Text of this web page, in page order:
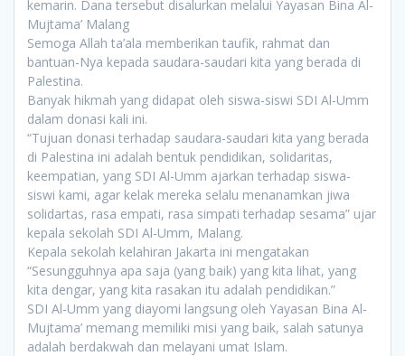
kemarin. Dana tersebut disalurkan melalui Yayasan Bina Al-
Mujtama’ Malang
Semoga Allah ta’ala memberikan taufik, rahmat dan
bantuan-Nya kepada saudara-saudari kita yang berada di
Palestina.
Banyak hikmah yang didapat oleh siswa-siswi SDI Al-Umm
dalam donasi kali ini.
“Tujuan donasi terhadap saudara-saudari kita yang berada
di Palestina ini adalah bentuk pendidikan, solidaritas,
keempatian, yang SDI Al-Umm ajarkan terhadap siswa-
siswi kami, agar kelak mereka selalu menanamkan jiwa
solidartas, rasa empati, rasa simpati terhadap sesama” ujar
kepala sekolah SDI Al-Umm, Malang.
Kepala sekolah kelahiran Jakarta ini mengatakan
“Sesungguhnya apa saja (yang baik) yang kita lihat, yang
kita dengar, yang kita rasakan itu adalah pendidikan.”
SDI Al-Umm yang diayomi langsung oleh Yayasan Bina Al-
Mujtama’ memang memiliki misi yang baik, salah satunya
adalah berdakwah dan melayani umat Islam.